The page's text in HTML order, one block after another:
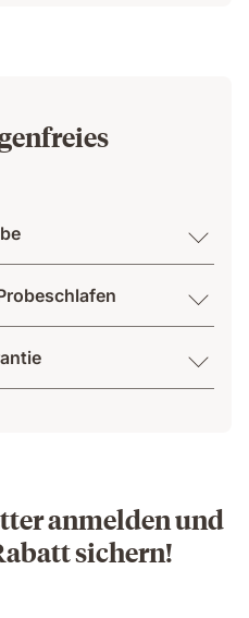
anmelden und
sichern!